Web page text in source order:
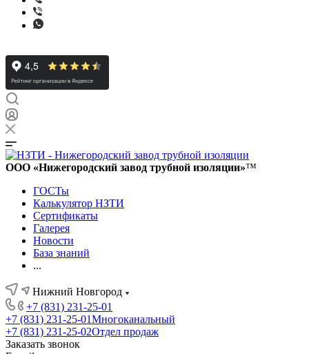
ООО «Нижегородский завод трубной изоляции»™
ГОСТы
Калькулятор НЗТИ
Сертификаты
Галерея
Новости
База знаний
...
Нижний Новгород
+7 (831) 231-25-01
+7 (831) 231-25-01Многоканальный
+7 (831) 231-25-02Отдел продаж
Заказать звонок